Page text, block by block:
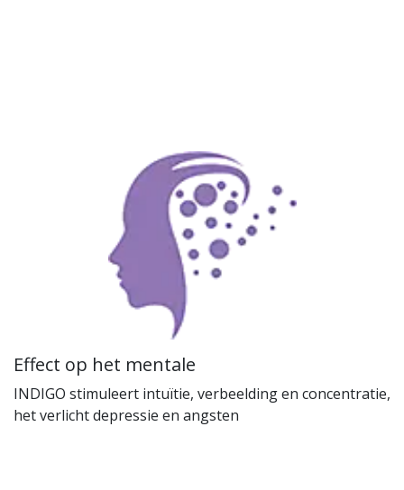
Effect op het mentale
INDIGO stimuleert intuïtie, verbeelding en concentratie,
het verlicht depressie en angsten